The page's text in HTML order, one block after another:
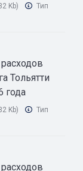
Kb)
Тип
Тольятти
года
Kb)
Тип